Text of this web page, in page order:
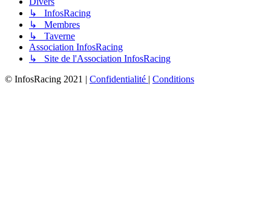
↳ InfosRacing
↳ Membres
↳ Taverne
Association InfosRacing
↳ Site de l'Association InfosRacing
© InfosRacing 2021 | Confidentialité | Conditions